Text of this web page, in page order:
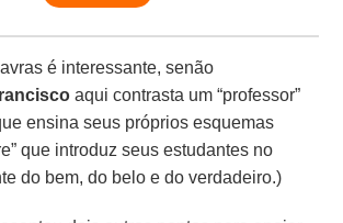
é interessante, senão
aqui contrasta um “professor”
ensina seus próprios esquemas
que introduz seus estudantes no
do bem, do belo e do verdadeiro.)